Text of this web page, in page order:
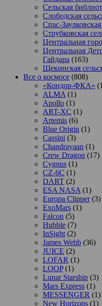
Сельская
Слободская
Спас-
Струбковская
Центральная
Центральная
Гайдара (163)
Щекинская
Все о космосе (808)
«Кондор-ФКА»
ALMA (1)
Apollo (1)
ART-XC (1)
Artemis (6)
Blue Origin (1)
Cassini (3)
Chandrayaan (1)
Crew Dragon (17)
Cygnus (1)
CZ-6C (1)
DART (2)
ESA NASA (1)
Europa Clipper(3)
ExoMars (1)
Falcon (5)
Hubble (7)
InSight (2)
James Webb (36)
JUICE (2)
LOFAR (1)
LOOP(1)
Lunar Starship (3)
Mars Express (1)
MESSENGER (1)
New Horizons (1)